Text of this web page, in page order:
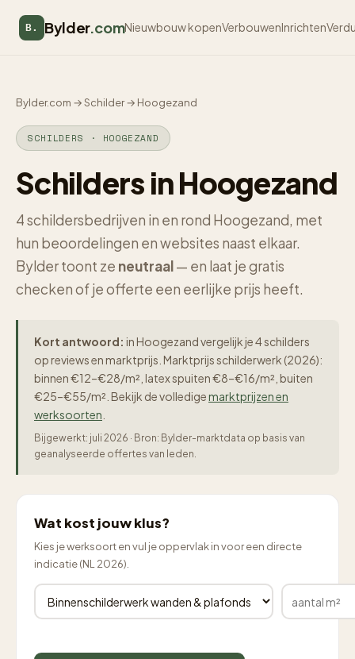
B. Bylder.comNieuwbouw kopenVerbouwenInrichten
Bylder.com →Schilder→ Hoogezand
SCHILDERS · HOOGEZAND
Schilders in Hoogezand
4 schildersbedrijven in en rond Hoogezand, met
hun beoordelingen en websites naast elkaar.
Bylder toont ze neutraal— en laat je gratis
checken of je offerte een eerlijke prijs heeft.
Kort antwoord: in Hoogezand vergelijk je 4 schilders
op reviews en marktprijs. Marktprijs schilderwerk (2026):
binnen €12–€28/m², latex spuiten €8–€16/m², buiten
€25–€55/m². Bekijk de volledigemarktprijzen en
werksoorten
Bijgewerkt: juli 2026 · Bron: Bylder-marktdata op basis van
geanalyseerde offertes van leden.
Wat kost jouw klus?
Kies je werksoort en vul je oppervlak in voor een directe
indicatie (NL 2026).